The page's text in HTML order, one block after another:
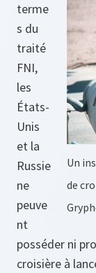
Un
de
terme
s du
traité
FNI,
les
États-
Unis
et la
Russie
ne
peuve
nt
posséder ni
croisière à